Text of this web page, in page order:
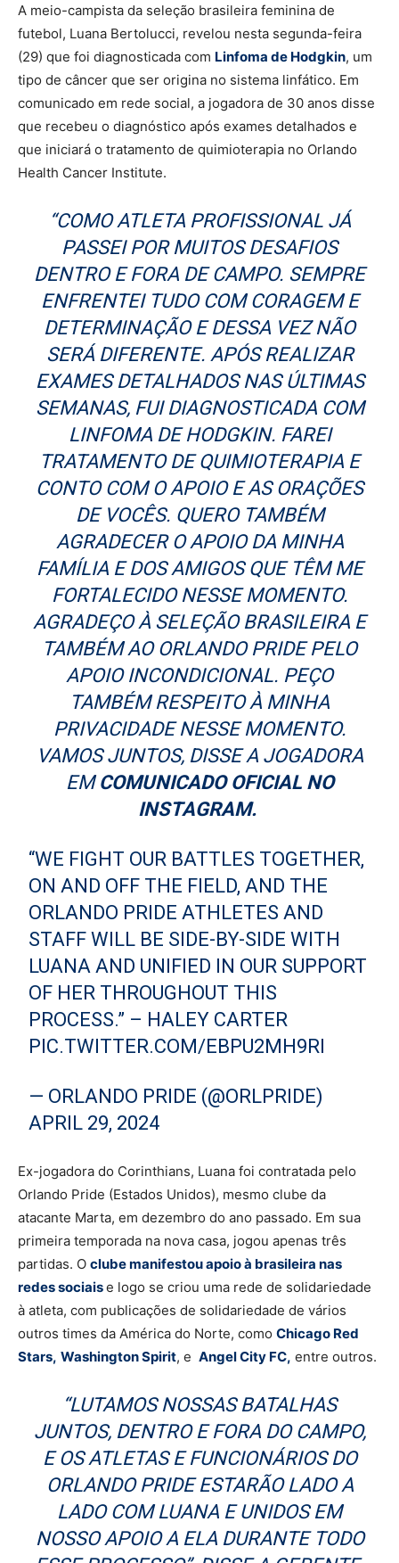
A meio-campista da seleção brasileira feminina de
futebol, Luana Bertolucci, revelou nesta segunda-feira
(29) que foi diagnosticada com Linfoma de Hodgkin, um
tipo de câncer que ser origina no sistema linfático. Em
comunicado em rede social, a jogadora de 30 anos disse
que recebeu o diagnóstico após exames detalhados e
que iniciará o tratamento de quimioterapia no Orlando
Health Cancer Institute.
“COMO ATLETA PROFISSIONAL JÁ
PASSEI POR MUITOS DESAFIOS
DENTRO E FORA DE CAMPO. SEMPRE
ENFRENTEI TUDO COM CORAGEM E
DETERMINAÇÃO E DESSA VEZ NÃO
SERÁ DIFERENTE. APÓS REALIZAR
EXAMES DETALHADOS NAS ÚLTIMAS
SEMANAS, FUI DIAGNOSTICADA COM
LINFOMA DE HODGKIN. FAREI
TRATAMENTO DE QUIMIOTERAPIA E
CONTO COM O APOIO E AS ORAÇÕES
DE VOCÊS. QUERO TAMBÉM
AGRADECER O APOIO DA MINHA
FAMÍLIA E DOS AMIGOS QUE TÊM ME
FORTALECIDO NESSE MOMENTO.
AGRADEÇO À SELEÇÃO BRASILEIRA E
TAMBÉM AO ORLANDO PRIDE PELO
APOIO INCONDICIONAL. PEÇO
TAMBÉM RESPEITO À MINHA
PRIVACIDADE NESSE MOMENTO.
VAMOS JUNTOS, DISSE A JOGADORA
EMCOMUNICADO OFICIAL NO
INSTAGRAM.
“WE FIGHT OUR BATTLES TOGETHER,
ON AND OFF THE FIELD, AND THE
ORLANDO PRIDE ATHLETES AND
STAFF WILL BE SIDE-BY-SIDE WITH
LUANA AND UNIFIED IN OUR SUPPORT
OF HER THROUGHOUT THIS
PROCESS.” – HALEY CARTER
PIC.TWITTER.COM/EBPU2MH9RI
— ORLANDO PRIDE (@ORLPRIDE)
APRIL 29, 2024
Ex-jogadora do Corinthians, Luana foi contratada pelo
Orlando Pride (Estados Unidos), mesmo clube da
atacante Marta, em dezembro do ano passado. Em sua
primeira temporada na nova casa, jogou apenas três
partidas. O clube manifestou apoio à brasileira nas
redes sociaise logo se criou uma rede de solidariedade
à atleta, com publicações de solidariedade de vários
outros times da América do Norte, como Chicago Red
Stars, Washington Spirit, e Angel City FC, entre outros.
“LUTAMOS NOSSAS BATALHAS
JUNTOS, DENTRO E FORA DO CAMPO,
E OS ATLETAS E FUNCIONÁRIOS DO
ORLANDO PRIDE ESTARÃO LADO A
LADO COM LUANA E UNIDOS EM
NOSSO APOIO A ELA DURANTE TODO